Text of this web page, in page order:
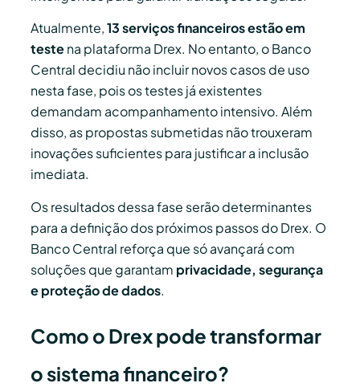
Atualmente,13 serviços financeiros estão em
testena plataforma Drex. No entanto, o Banco
Central decidiu não incluir novos casos de uso
nesta fase, pois os testes já existentes
demandam acompanhamento intensivo. Além
disso, as propostas submetidas não trouxeram
inovações suficientes para justificar a inclusão
imediata.
Os resultados dessa fase serão determinantes
para a definição dos próximos passos do Drex. O
Banco Central reforça que só avançará com
soluções que garantam privacidade, segurança
e proteção de dados.
Como o Drex pode transformar
o sistema financeiro?